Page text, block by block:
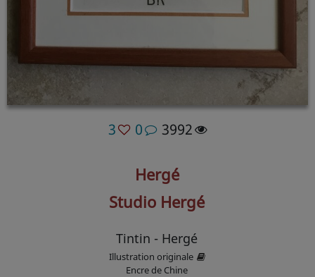
3 0 3992
Hergé
Studio Hergé
Tintin - Hergé
Illustration originale
Encre de Chine